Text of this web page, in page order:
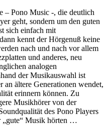
– Pono Music -, die deutlich
geht, sondern um den guten
sich einfach mit
kennt der Hörgenuß keine
nach und nach vor allem
und anderes, neu
analogen
der Musikauswahl ist
an ältere Generationen wendet,
erinnern können. Zu
Musikhörer von der
des Pono Players
„gute“ Musik hörten …